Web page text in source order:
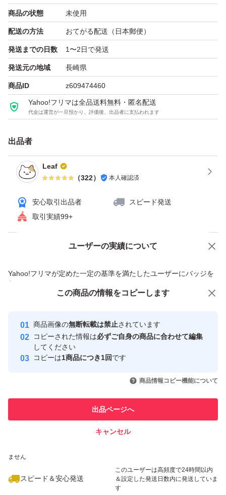
た場合も値段は変わりません。
テープ等で封印されている商品は中身の写真は撮れません
のでご了承下さい。
ポスト投函商品で厚さが3.5cmギリギリの商品は、ラッピ
ングしますがプチプチで包装出来ないケースがありますの
でご了承の上購入して下さい。
商品の状態 未使用
配送の方法 おてがる配送（日本郵便）
発送までの日数 1〜2日で発送
発送元の地域 長崎県
商品ID z609474460
Yahoo!フリマは全品送料無料・匿名配送
代金は運営が一旦預かり、評価後、出品者に支払われます
出品者
Leaf
（322） 本人確認済
安心取引出品者
スピード発送
取引実績99+
ユーザーの実績について
Yahoo!フリマが定めた一定の基準を満たしたユーザーにバッジを
付与しています
安心取引出品者
心・安全なユーザーです
取引実績
引を完了させた実績があります
での取引実績があります
ません
スピード＆安心発送
このユーザーは高頻度で24時間以内
＆設定した発送日数内に発送していま
す
価格の相談 商品への質問
この商品の情報をコピーします
商品画像の無断転載は禁止されています
コピーされた情報は必ずご自身の商品に合わせて編集
してください
コピーは1商品につき1回です
商品情報コピー機能について
出品ページへ
キャンセル
この商品をみている人にオススメ